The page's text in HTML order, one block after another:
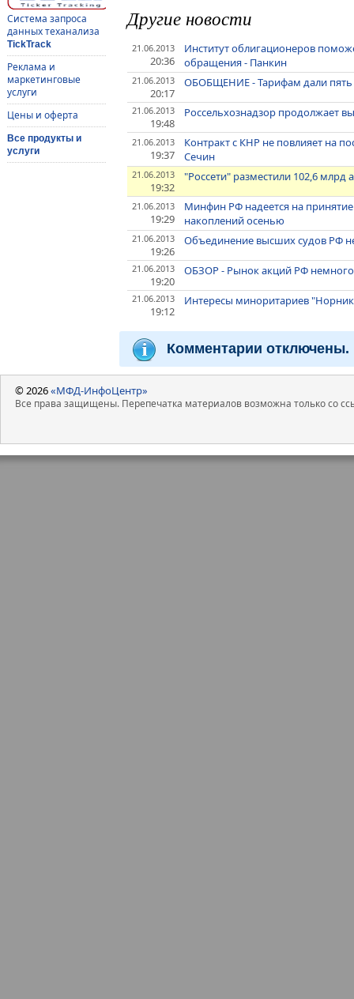
Система запроса
данных теханализа
TickTrack
Реклама и
маркетинговые
услуги
Цены и оферта
Все продукты и
услуги
Другие новости
21.06.2013
20:36
Институт облигационеров
обращения - Панкин
21.06.2013
20:17
ОБОБЩЕНИЕ - Тарифам дали пять
21.06.2013
19:48
Россельхознадзор продолжает
21.06.2013
19:37
Контракт с КНР не повлияет на
Сечин
21.06.2013
19:32
"Россети" разместили 102,6 млрд
21.06.2013
19:29
Минфин РФ надеется на
накоплений осенью
21.06.2013
19:26
Объединение высших судов РФ
21.06.2013
19:20
ОБЗОР - Рынок акций РФ
21.06.2013
19:12
Интересы миноритариев
Комментарии отключены.
© 2026«МФД-ИнфоЦентр»
Все права защищены. Перепечатка материалов возможна только со